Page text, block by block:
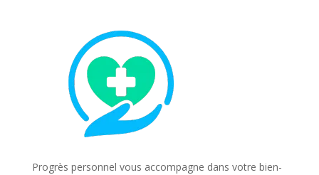
Progrès personnel vous accompagne dans votre bien-